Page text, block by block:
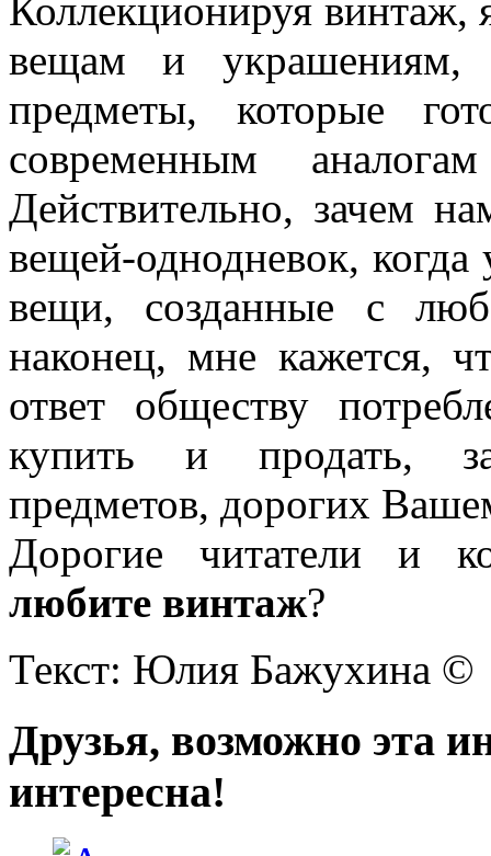
Коллекционируя
вещам и украшениям,
предметы, которые
современным
Действительно, зачем
вещей-однодневок, когда
вещи, созданные с
наконец, мне кажется,
ответ обществу
купить и продать,
предметов, дорогих
Дорогие читатели и
любите винтаж?
Текст: Юлия Бажухина ©
Друзья, возможно эта
интересна!